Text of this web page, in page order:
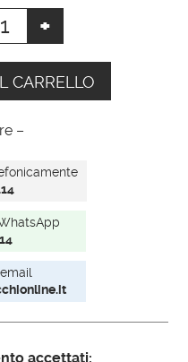
+
CARRELLO
–
accettati: